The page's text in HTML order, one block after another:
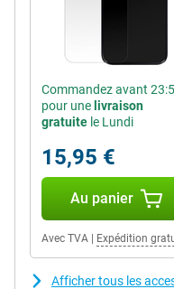
Commandez avant
pour une livraison
gratuite le Lundi
15,95 €
Au panier
Avec TVA Expédition
Afficher tous les